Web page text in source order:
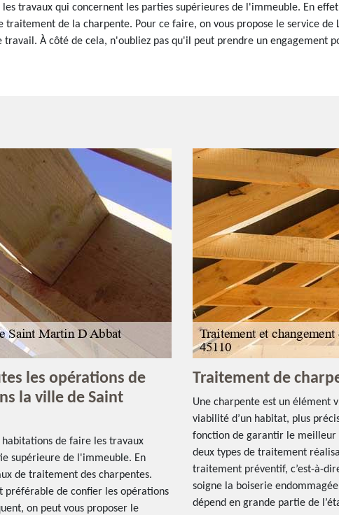
travaux qui concernent les parties supérieures de l'immeuble. En
de la charpente. Pour ce faire, on vous propose le service de
travail. À côté de cela, n'oubliez pas qu'il peut prendre un engagement
les opérations de
la ville de Saint
habitations de faire les travaux
supérieure de l'immeuble. En
de traitement des charpentes.
préférable de confier les opérations
on peut vous proposer le
Traitement de
Une charpente est un élément
viabilité d’un habitat, plus
fonction de garantir le
deux types de traitement
traitement préventif, c’est-à-
soigne la boiserie
dépend en grande partie de